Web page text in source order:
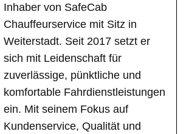
Inhaber von SafeCab
Chauffeurservice mit Sitz in
Weiterstadt. Seit 2017 setzt er
sich mit Leidenschaft für
zuverlässige, pünktliche und
komfortable Fahrdienstleistungen
ein. Mit seinem Fokus auf
Kundenservice, Qualität und